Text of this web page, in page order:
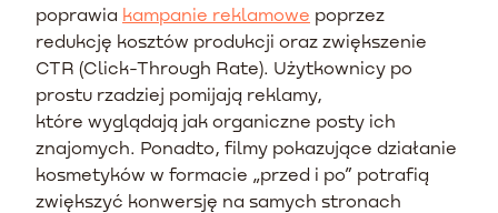
poprawia kampanie reklamowe poprzez
redukcję kosztów produkcji oraz zwiększenie
CTR (Click-Through Rate). Użytkownicy po
prostu rzadziej pomijają reklamy,
które wyglądają jak organiczne posty ich
znajomych. Ponadto, filmy pokazujące działanie
kosmetyków w formacie „przed i po” potrafią
zwiększyć konwersję na samych stronach